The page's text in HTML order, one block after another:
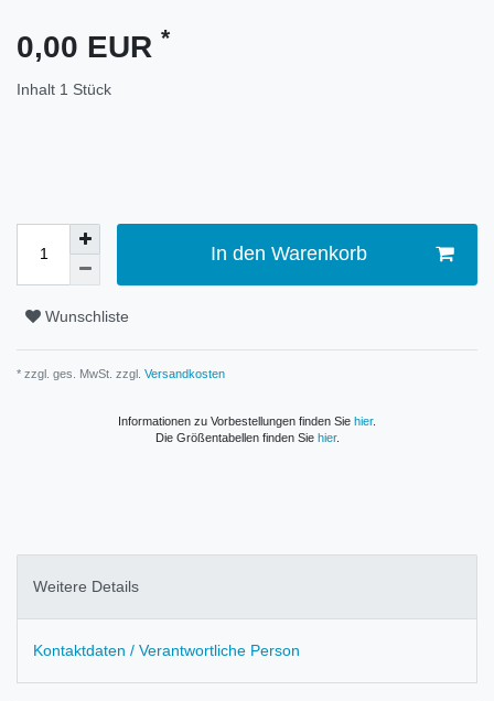
0,00 EUR *
Inhalt 1 Stück
In den Warenkorb
Wunschliste
* zzgl. ges. MwSt. zzgl. Versandkosten
Informationen zu Vorbestellungen finden Sie hier.
Die Größentabellen finden Sie hier.
Weitere Details
Kontaktdaten / Verantwortliche Person